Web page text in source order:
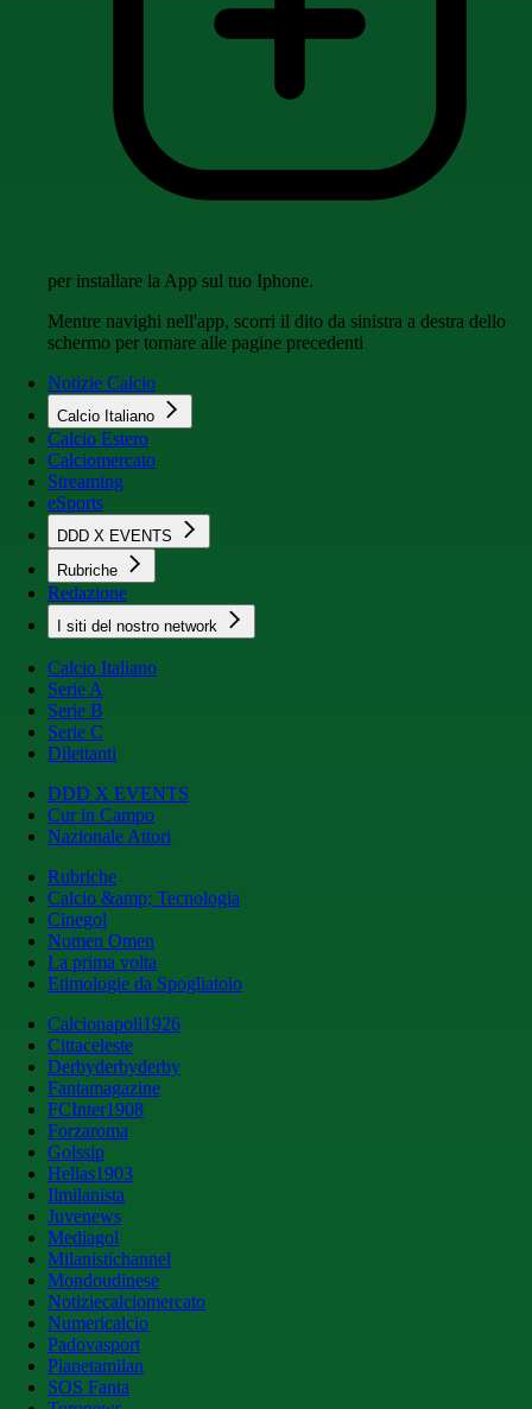
per installare la App sul tuo Iphone.
Mentre navighi nell'app, scorri il dito da sinistra a destra dello
schermo per tornare alle pagine precedenti
Notizie Calcio
Calcio Italiano
Calcio Estero
Calciomercato
Streaming
eSports
DDD X EVENTS
Rubriche
Redazione
I siti del nostro network
Calcio Italiano
Serie A
Serie B
Serie C
Dilettanti
DDD X EVENTS
Cur in Campo
Nazionale Attori
Rubriche
Calcio &amp; Tecnologia
Cinegol
Nomen Omen
La prima volta
Etimologie da Spogliatoio
Calcionapoli1926
Cittaceleste
Derbyderbyderby
Fantamagazine
FCInter1908
Forzaroma
Golssip
Hellas1903
Ilmilanista
Juvenews
Mediagol
Milanistichannel
Mondoudinese
Notiziecalciomercato
Numericalcio
Padovasport
Pianetamilan
SOS Fanta